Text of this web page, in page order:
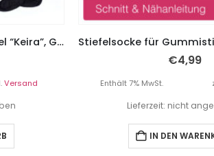
Stiefelsocke für Gummistiefel “Keira”, Gr. 23 – 34
Versand
€4,99
Enthält 7% MwSt.
Lieferzeit: nicht
IN DEN